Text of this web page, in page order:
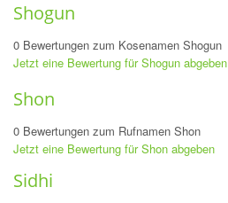
Shogun
0 Bewertungen zum Kosenamen Shogun
Jetzt eine Bewertung für Shogun abgeben
Shon
0 Bewertungen zum Rufnamen Shon
Jetzt eine Bewertung für Shon abgeben
Sidhi